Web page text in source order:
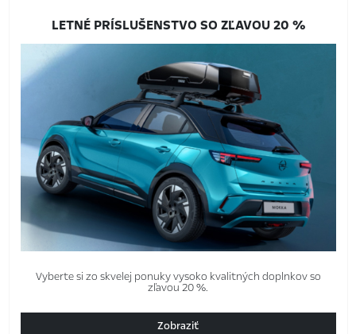
LETNÉ PRÍSLUŠENSTVO SO ZĽAVOU 20 %
Vyberte si zo skvelej ponuky vysoko kvalitných doplnkov so
zľavou 20 %.
Zobraziť